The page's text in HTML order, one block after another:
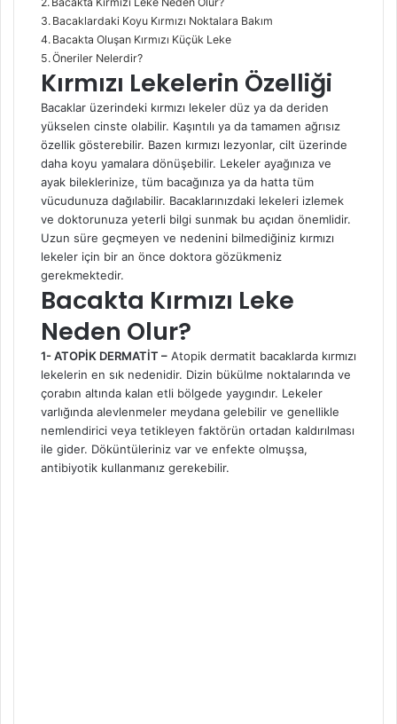
Bacaklardaki Koyu Kırmızı Noktalara Bakım
Bacakta Oluşan Kırmızı Küçük Leke
Öneriler Nelerdir?
Kırmızı Lekelerin Özelliği
Bacaklar üzerindeki kırmızı lekeler düz ya da deriden
yükselen cinste olabilir. Kaşıntılı ya da tamamen ağrısız
özellik gösterebilir. Bazen kırmızı lezyonlar, cilt üzerinde
daha koyu yamalara dönüşebilir. Lekeler ayağınıza ve
ayak bileklerinize, tüm bacağınıza ya da hatta tüm
vücudunuza dağılabilir. Bacaklarınızdaki lekeleri izlemek
ve doktorunuza yeterli bilgi sunmak bu açıdan önemlidir.
Uzun süre geçmeyen ve nedenini bilmediğiniz kırmızı
lekeler için bir an önce doktora gözükmeniz
gerekmektedir.
Bacakta Kırmızı Leke
Neden Olur?
1- ATOPİK DERMATİT – Atopik dermatit bacaklarda kırmızı
lekelerin en sık nedenidir. Dizin bükülme noktalarında ve
çorabın altında kalan etli bölgede yaygındır. Lekeler
varlığında alevlenmeler meydana gelebilir ve genellikle
nemlendirici veya tetikleyen faktörün ortadan kaldırılması
ile gider. Döküntüleriniz var ve enfekte olmuşsa,
antibiyotik kullanmanız gerekebilir.